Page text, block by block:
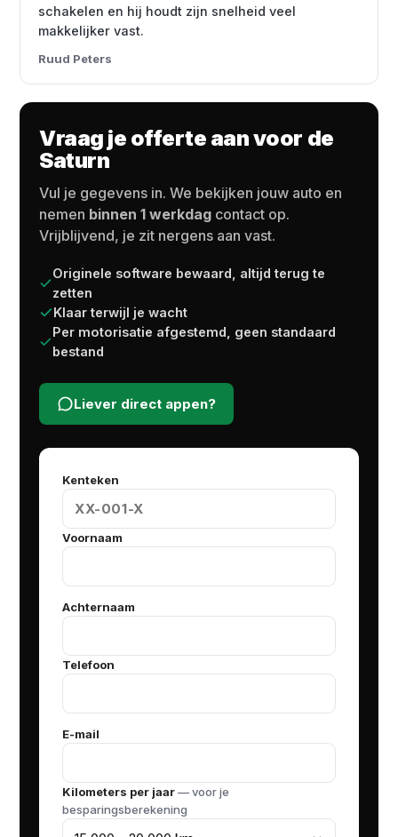
schakelen en hij houdt zijn snelheid veel
makkelijker vast.
Ruud Peters
Vraag je offerte aan voor de
Saturn
Vul je gegevens in. We bekijken jouw auto en
nemen binnen 1 werkdag contact op.
Vrijblijvend, je zit nergens aan vast.
Originele software bewaard, altijd terug te
zetten
Klaar terwijl je wacht
Per motorisatie afgestemd, geen standaard
bestand
Liever direct appen?
Kenteken
Voornaam
Achternaam
Telefoon
E-mail
Kilometers per jaar— voor je
besparingsberekening